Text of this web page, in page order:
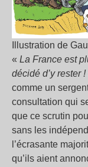
Illustration de
« La France est
décidé d’y rester !
comme un
consultation qui
que ce scrutin
sans les
l’écrasante
qu’ils aient